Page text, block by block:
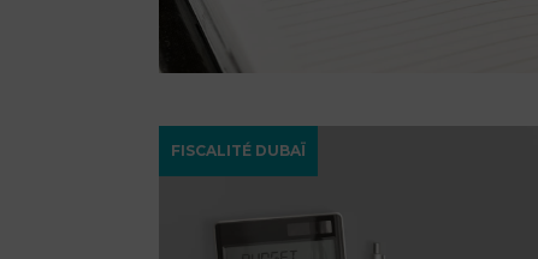
FISCALITÉ DUBAÏ